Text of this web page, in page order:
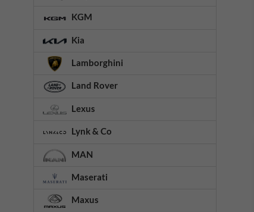
KGM
Kia
Lamborghini
Land Rover
Lexus
Lynk & Co
MAN
Maserati
Maxus